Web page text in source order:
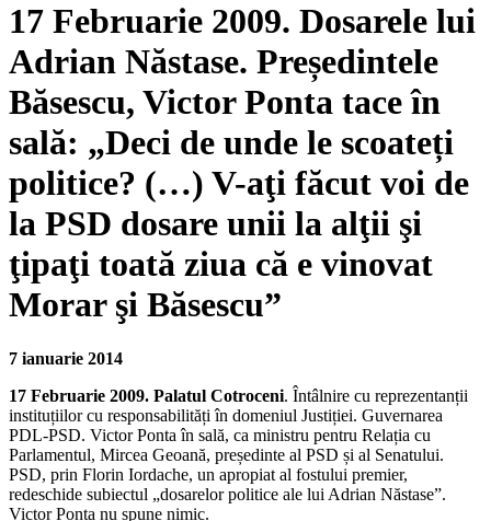
17 Februarie 2009. Dosarele lui
Adrian Năstase. Președintele
Băsescu, Victor Ponta tace în
sală: „Deci de unde le scoateți
politice? (…) V-aţi făcut voi de
la PSD dosare unii la alţii şi
ţipaţi toată ziua că e vinovat
Morar şi Băsescu”
7 ianuarie 2014
17 Februarie 2009. Palatul Cotroceni. Întâlnire cu reprezentanții
instituțiilor cu responsabilități în domeniul Justiției. Guvernarea
PDL-PSD. Victor Ponta în sală, ca ministru pentru Relația cu
Parlamentul, Mircea Geoană, președinte al PSD și al Senatului.
PSD, prin Florin Iordache, un apropiat al fostului premier,
redeschide subiectul „dosarelor politice ale lui Adrian Năstase”.
Victor Ponta nu spune nimic.